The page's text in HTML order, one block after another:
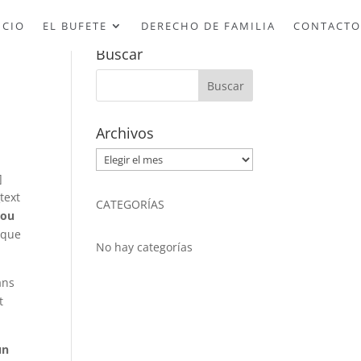
EL BUFETE DERECHO DE FAMILIA CONTACTO
Buscar
Archivos
Archivos
CATEGORÍAS
No hay categorías